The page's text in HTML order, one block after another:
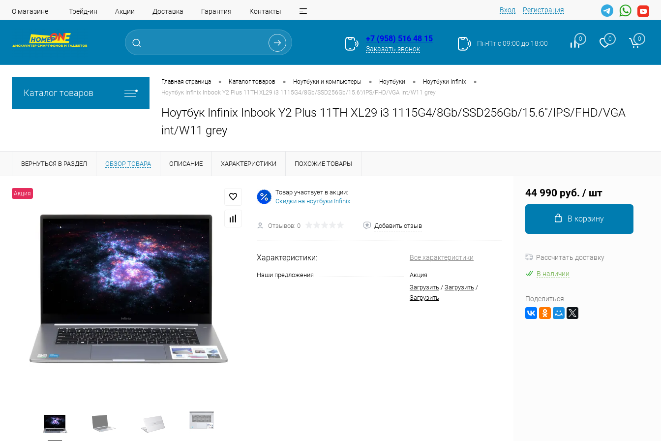
О магазине Трейд-ин Акции Доставка Гарантия Контакты Вход Регистрация
+7 (958) 516 48 15
Заказать звонок
Пн-Пт с 09:00 до 18:00
0 0 0
Каталог товаров
Главная страница • Каталог товаров • Ноутбуки и компьютеры • Ноутбуки • Ноутбуки Infinix •
Ноутбук Infinix Inbook Y2 Plus 11TH XL29 i3 1115G4/8Gb/SSD256Gb/15.6"/IPS/FHD/VGA int/W11 grey
Ноутбук Infinix Inbook Y2 Plus 11TH XL29 i3 1115G4/8Gb/SSD256Gb/15.6"/IPS/FHD/VGA
int/W11 grey
ВЕРНУТЬСЯ В РАЗДЕЛ ОБЗОР ТОВАРА ОПИСАНИЕ ХАРАКТЕРИСТИКИ ПОХОЖИЕ ТОВАРЫ
Акция
Товар участвует в акции:
Скидки на ноутбуки Infinix
Отзывов: 0 Добавить отзыв
Характеристики: Все характеристики
Наши предложения
Акция
Загрузить / Загрузить /
Загрузить
44 990 руб. / шт
В корзину
Рассчитать доставку
В наличии
Поделиться
Закрыть
Для клиентов всех банков
Разбейте
без переплат
График платежей